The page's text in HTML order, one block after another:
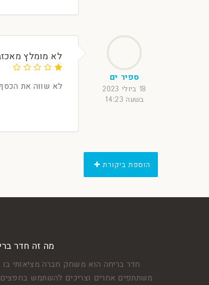
ספיר ים
18 ביולי 2023
בשעה 14:23
לא מומלץ
לא שווה את
הוספת ביקורת
מה זה חדר
חדר בריחה הוא משחק חברה מציאותי
משתתפים אחרים וצריכים להשתמש